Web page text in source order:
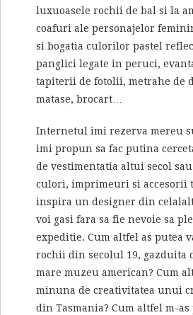
luxuoasele rochii de bal si la
coafuri ale personajelor
si bogatia culorilor pastel
panglici legate in peruci,
tapiterii de fotolii, metrahe de
matase, brocart…
Internetul imi rezerva mereu
imi propun sa fac putina
de vestimentatia altui secol sau
culori, imprimeuri si accesorii
inspira un designer din
voi gasi fara sa fie nevoie sa
expeditie. Cum altfel as putea
rochii din secolul 19, gazduita
mare muzeu american? Cum
minuna de creativitatea unui
din Tasmania? Cum altfel m-